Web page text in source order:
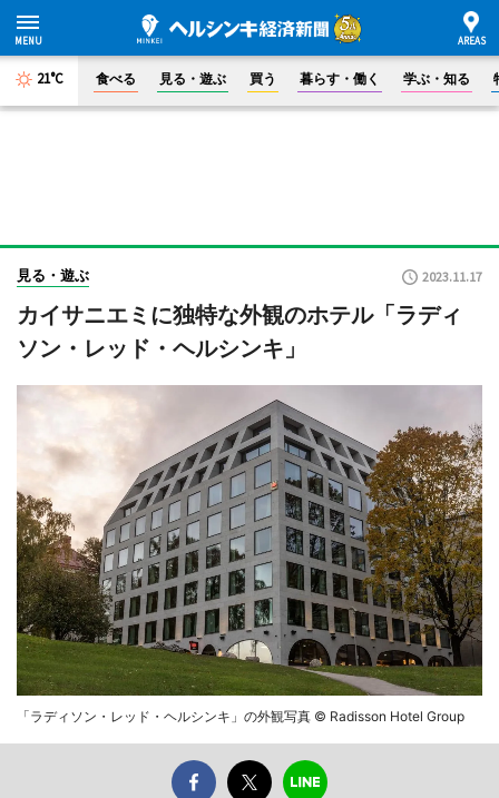
21°C 食べる 見る・遊ぶ 買う 暮らす・働く 学ぶ・知る
見る・遊ぶ 2023.11.17
カイサニエミに独特な外観のホテル「ラディ
ソン・レッド・ヘルシンキ」
「ラディソン・レッド・ヘルシンキ」の外観写真 © Radisson Hotel Group